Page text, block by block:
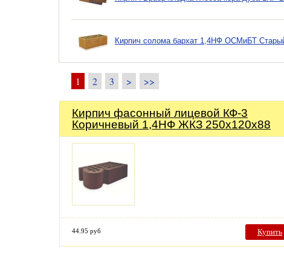
Кирпич солома бархат 1,4НФ ОСМиБТ
1 2 3 > >>
Кирпич фасонный лицевой КФ-3
Коричневый 1,4НФ ЖКЗ 250х120х88
44.95 руб Купить